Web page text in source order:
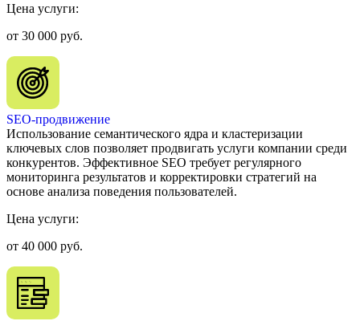
Великий Новгород
Йошкар-Ола
Туапсе
Мурманск
Череповец
Нижневартовск
Нижнекамск
Владивосток
Сургут
Старый Оскол
Волжский
Пятигорск
Цена услуги:
от 30 000 руб.
SEO-продвижение
Использование семантического ядра и кластеризации
ключевых слов позволяет продвигать услуги компании среди
конкурентов. Эффективное SEO требует регулярного
мониторинга результатов и корректировки стратегий на
основе анализа поведения пользователей.
Цена услуги:
от 40 000 руб.